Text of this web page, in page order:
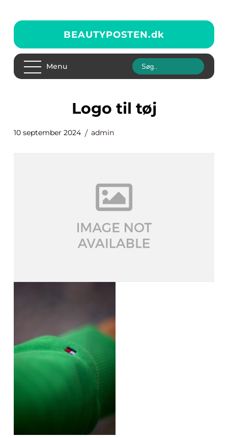
BEAUTYPOSTEN.dk
Menu
logo til tøj
10 september 2024 admin